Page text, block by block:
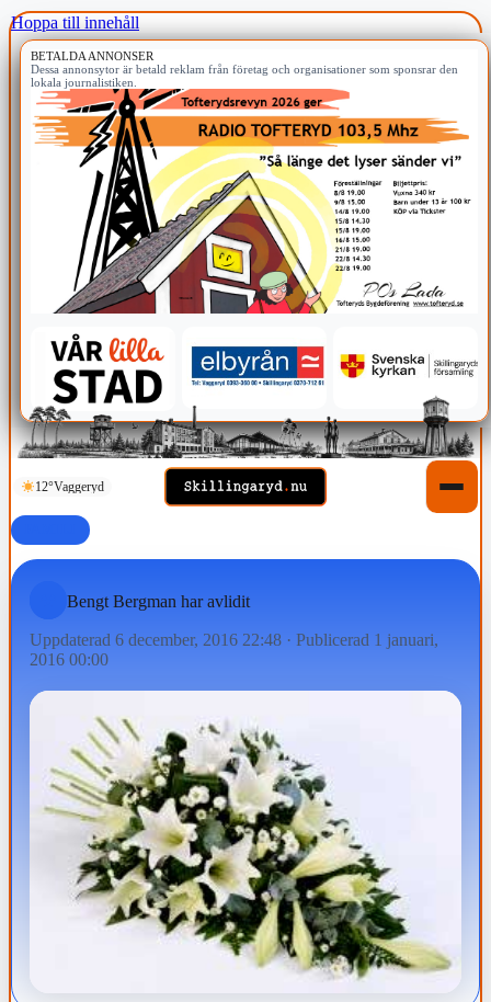
Hoppa till innehåll
BETALDA ANNONSER
Dessa annonsytor är betald reklam från företag och organisationer som sponsrar den
lokala journalistiken.
12°Vaggeryd
Bengt Bergman har avlidit
Uppdaterad 6 december, 2016 22:48 · Publicerad 1 januari,
2016 00:00